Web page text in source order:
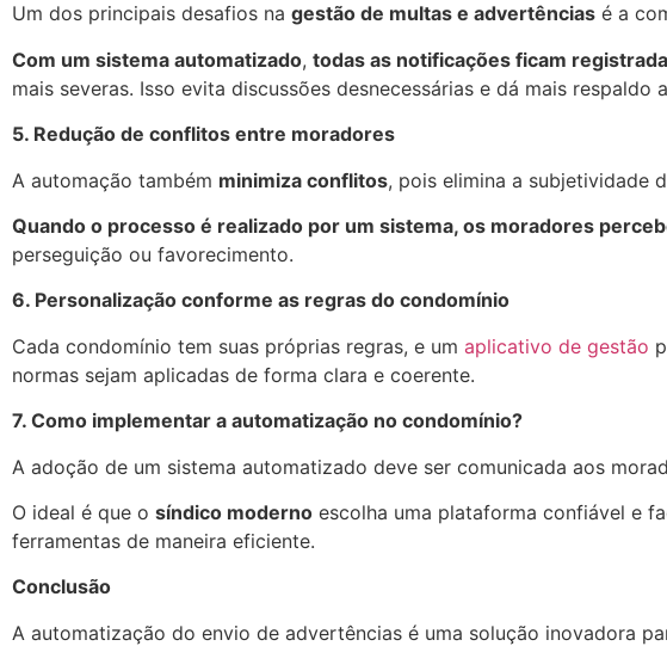
Um dos principais desafios na gestão de multas e advertências é a
Com um sistema automatizado, todas as notificações ficam
mais severas. Isso evita discussões desnecessárias e dá mais respaldo
5. Redução de conflitos entre moradores
A automação também minimiza conflitos, pois elimina a subjetividade
Quando o processo é realizado por um sistema, os moradores
perseguição ou favorecimento.
6. Personalização conforme as regras do condomínio
Cada condomínio tem suas próprias regras, e um aplicativo de gestão
normas sejam aplicadas de forma clara e coerente.
7. Como implementar a automatização no condomínio?
A adoção de um sistema automatizado deve ser comunicada aos
O ideal é que o síndico moderno escolha uma plataforma confiável e
ferramentas de maneira eficiente.
Conclusão
A automatização do envio de advertências é uma solução inovadora